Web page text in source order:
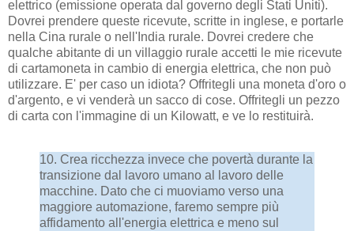
elettrico (emissione operata dal governo degli Stati Uniti).
Dovrei prendere queste ricevute, scritte in inglese, e portarle
nella Cina rurale o nell'India rurale. Dovrei credere che
qualche abitante di un villaggio rurale accetti le mie ricevute
di cartamoneta in cambio di energia elettrica, che non può
utilizzare. E' per caso un idiota? Offritegli una moneta d'oro o
d'argento, e vi venderà un sacco di cose. Offritegli un pezzo
di carta con l'immagine di un Kilowatt, e ve lo restituirà.
10. Crea ricchezza invece che povertà durante la
transizione dal lavoro umano al lavoro delle
macchine. Dato che ci muoviamo verso una
maggiore automazione, faremo sempre più
affidamento all'energia elettrica e meno sul